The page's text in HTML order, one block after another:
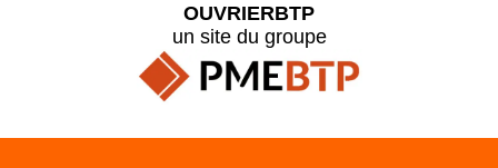
OUVRIERBTP
un site du groupe